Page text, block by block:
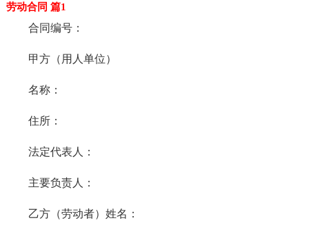
劳动合同 篇1
合同编号：
甲方（用人单位）
名称：
住所：
法定代表人：
主要负责人：
乙方（劳动者）姓名：